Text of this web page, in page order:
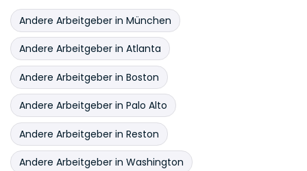
Andere Arbeitgeber in München
Andere Arbeitgeber in Atlanta
Andere Arbeitgeber in Boston
Andere Arbeitgeber in Palo Alto
Andere Arbeitgeber in Reston
Andere Arbeitgeber in Washington